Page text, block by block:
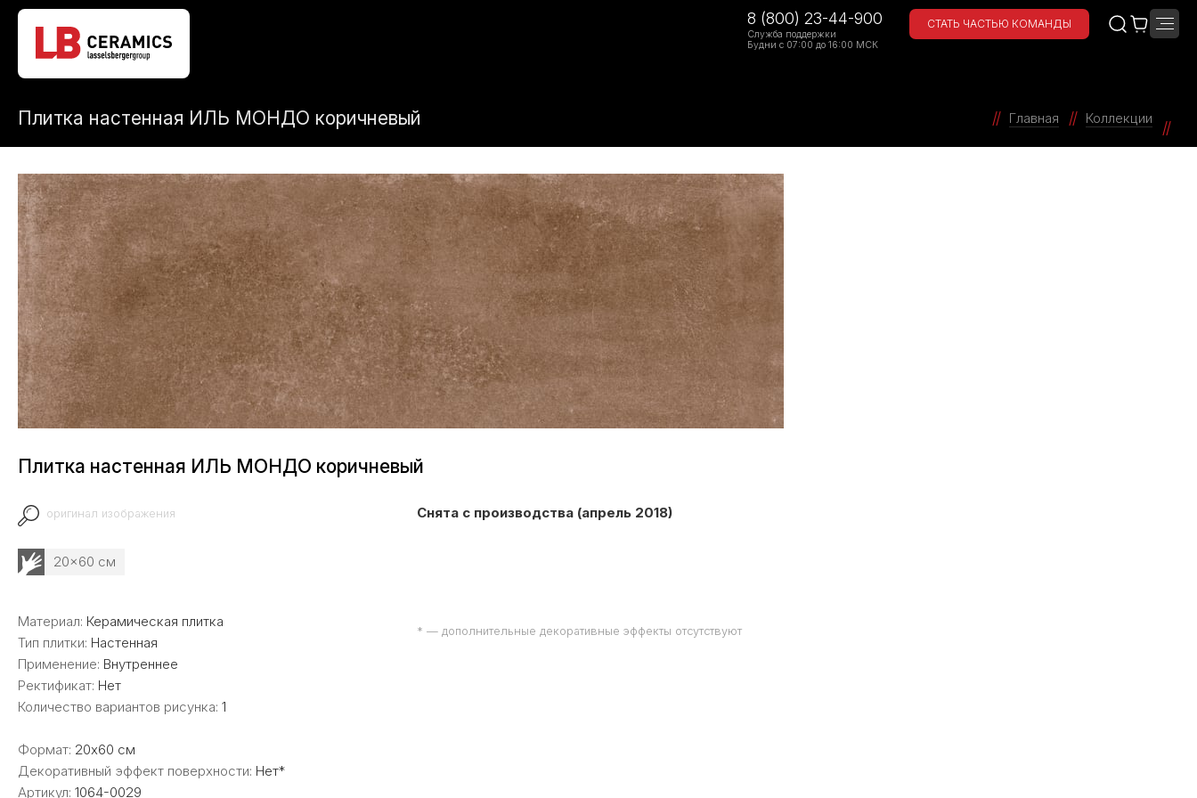
8 (800) 23-44-900
Служба поддержки
Будни с 07:00 до 16:00 МСК
СТАТЬ ЧАСТЬЮ КОМАНДЫ
Плитка настенная ИЛЬ МОНДО коричневый Главная Коллекции
Плитка настенная ИЛЬ МОНДО коричневый
оригинал изображения
20x60 см
Снята с производства (апрель 2018)
Материал: Керамическая плитка
Тип плитки: Настенная
Применение: Внутреннее
Ректификат: Нет
Количество вариантов рисунка: 1
Формат: 20x60 см
Декоративный эффект поверхности: Нет*
Артикул: 1064-0029
* — дополнительные декоративные эффекты отсутствуют